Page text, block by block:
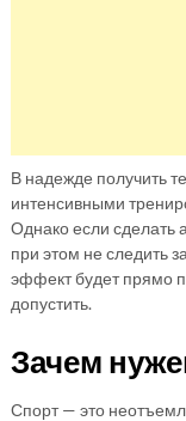
В надежде получить
интенсивными
Однако если сделать
при этом не следить
эффект будет прямо
допустить.
Зачем
Спорт — это